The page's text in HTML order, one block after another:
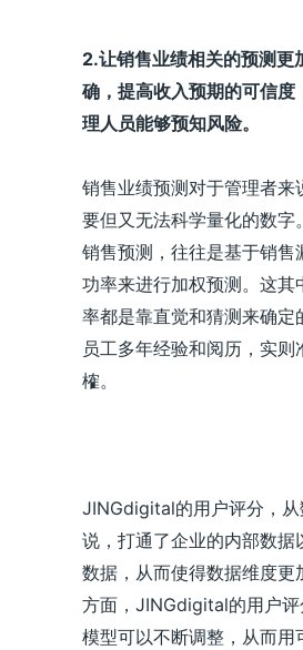
2.让销售业绩相关的预测更
确，提高收入预期的可信度
理人员能够预知风险。
销售业绩预测对于管理者来
要但又无法科学量化的数字
销售预测，往往是基于销售
功率来进行加权预测。这其
率都是靠直觉和猜测来确定
员工多年经验和阅历，实则
榷。
JINGdigital的用户评分，
说，打通了企业的内部数据
数据，从而使得数据维度更
方面，JINGdigital的用户评
模型可以不断调整，从而用